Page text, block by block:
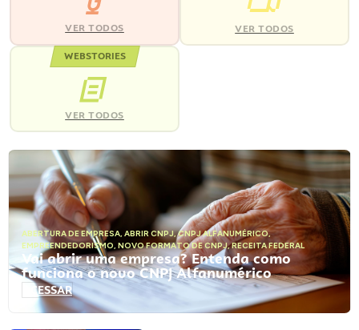
VER TODOS VER TODOS
WEBSTORIES
VER TODOS
ABERTURA DE EMPRESA, ABRIR CNPJ,CNPJ ALFANUMÉRICO,
EMPREENDEDORISMO, NOVO FORMATO DE CNPJ,RECEITA FEDERAL
Vai abrir uma empresa? Entenda como
funciona o novo CNPJ Alfanumérico
ACESSAR